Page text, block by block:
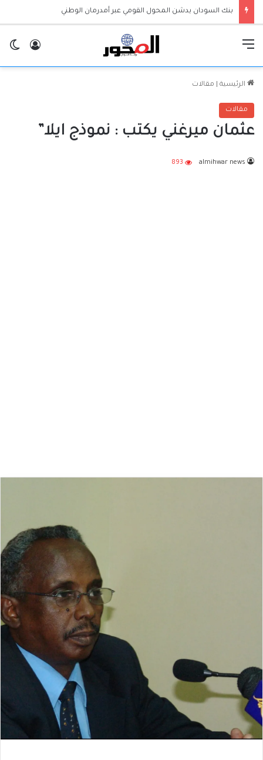
أخطر تصريح لياسر العطا منذ اندلاع الحرب .. ما القصة
الرئيسية مقالات
مقالات
عثمان ميرغني يكتب : نموذج ايلا”
almihwar news
893